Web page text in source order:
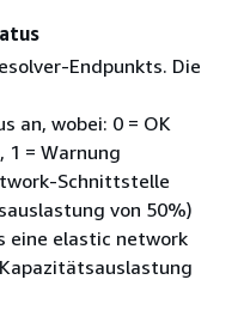
Endpunkts. Die
an, wobei: 0 = OK
1 = Warnung
Schnittstelle
von 50%)
eine elastic network